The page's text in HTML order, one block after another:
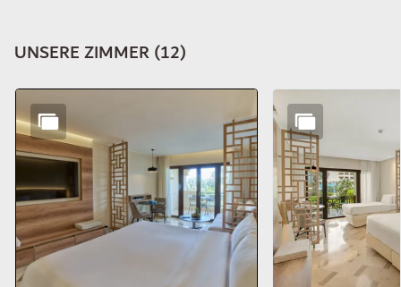
UNSERE ZIMMER(12)
Dia 1 von 12